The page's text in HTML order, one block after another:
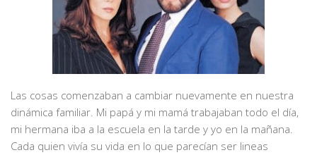
Las cosas comenzaban a cambiar nuevamente en nuestra
dinámica familiar. Mi papá y mi mamá trabajaban todo el día,
mi hermana iba a la escuela en la tarde y yo en la mañana.
Cada quien vivía su vida en lo que parecían ser lineas